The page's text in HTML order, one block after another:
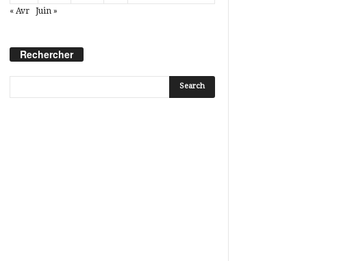
« Avr Juin »
Rechercher